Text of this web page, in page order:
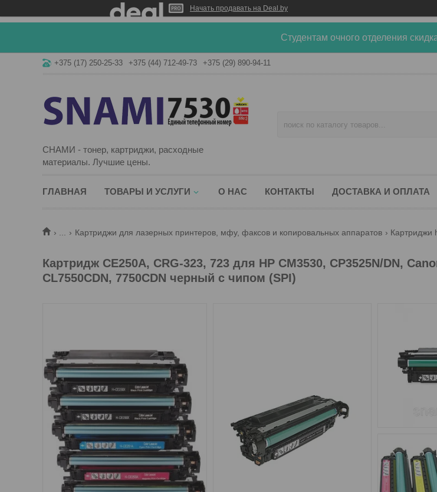
Начать продавать на Deal.by
Студентам очного отделения
+375 (17) 250-25-33 +375 (44) 712-49-73 +375 (29) 890-94-11
СНАМИ - тонер, картриджи, расходные
материалы. Лучшие цены.
ГЛАВНАЯ ТОВАРЫ И УСЛУГИ О НАС КОНТАКТЫ ДОСТАВКА И ОПЛАТА
Картриджи для лазерных принтеров, мфу, факсов и копировальных аппаратов Картриджи
Картридж CE250A, CRG-323, 723 для HP CM3530, CP3525N/DN,
CL7550CDN, 7750CDN черный с чипом (SPI)